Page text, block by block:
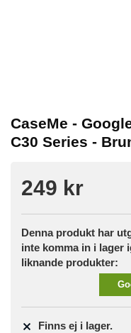
CaseMe -
C30 Series -
249 kr
Denna produkt har
inte komma in i lager
liknande produkter:
Finns ej i lager.